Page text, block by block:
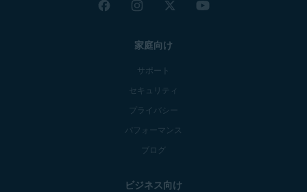
家庭向け
サポート
セキュリティ
プライバシー
パフォーマンス
ブログ
ビジネス向け